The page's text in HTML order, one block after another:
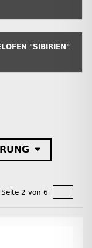
"SIBIRIEN"
Seite 2 von 6